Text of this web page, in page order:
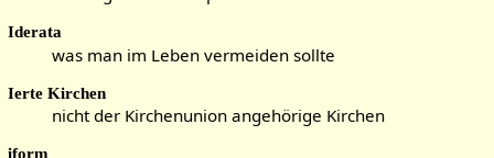
Iderata
was man im Leben vermeiden sollte
Ierte Kirchen
nicht der Kirchenunion angehörige Kirchen
iform